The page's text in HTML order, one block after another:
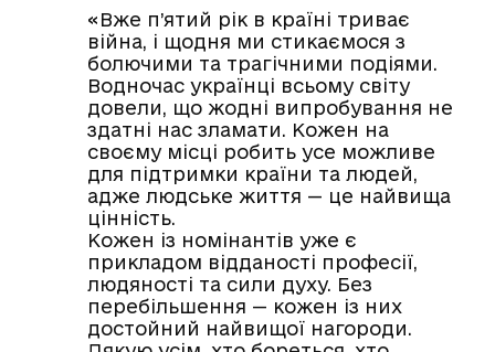
«Вже п’ятий рік в країні триває
війна, і щодня ми стикаємося з
болючими та трагічними подіями.
Водночас українці всьому світу
довели, що жодні випробування не
здатні нас зламати. Кожен на
своєму місці робить усе можливе
для підтримки країни та людей,
адже людське життя — це найвища
цінність.
Кожен із номінантів уже є
прикладом відданості професії,
людяності та сили духу. Без
перебільшення — кожен із них
достойний найвищої нагороди.